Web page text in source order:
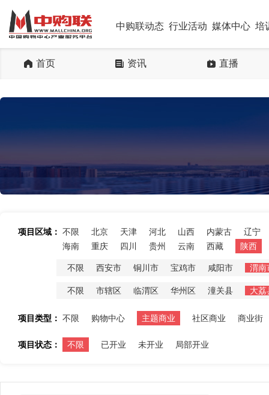
中购联动态 行业活动 媒体中心 培
首页 资讯 直播
项目区域： 不限 北京 天津 河北 山西 内蒙古
辽宁
海南
重庆 四川 贵州 云南 西藏 陕西
不限 西安市 铜川市 宝鸡市 咸阳市 渭南
不限 市辖区 临渭区 华州区 潼关县 大荔
项目类型： 不限 购物中心 主题商业 社区商业 商业街
项目状态： 不限 已开业 未开业 局部开业